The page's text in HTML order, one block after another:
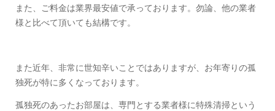
また、ご料金は業界最安値で承っております。勿論、他の業者
様と比べて頂いても結構です。
また近年、非常に世知辛いことではありますが、お年寄りの孤
独死が特に多くなっております。
孤独死のあったお部屋は、専門とする業者様に特殊清掃という